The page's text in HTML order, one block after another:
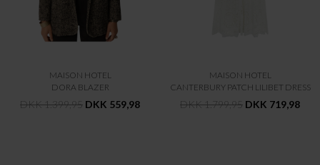
MAISON HOTEL
DORA BLAZER
DKK 1.399,95 DKK 559,98
MAISON HOTEL
CANTERBURY PATCH LILIBET DRESS
DKK 1.799,95 DKK 719,98